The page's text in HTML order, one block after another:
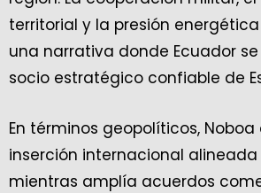
territorial y la presión
una narrativa donde Ecuador
socio estratégico confiable de
En términos geopolíticos,
inserción internacional alineada
mientras amplía acuerdos